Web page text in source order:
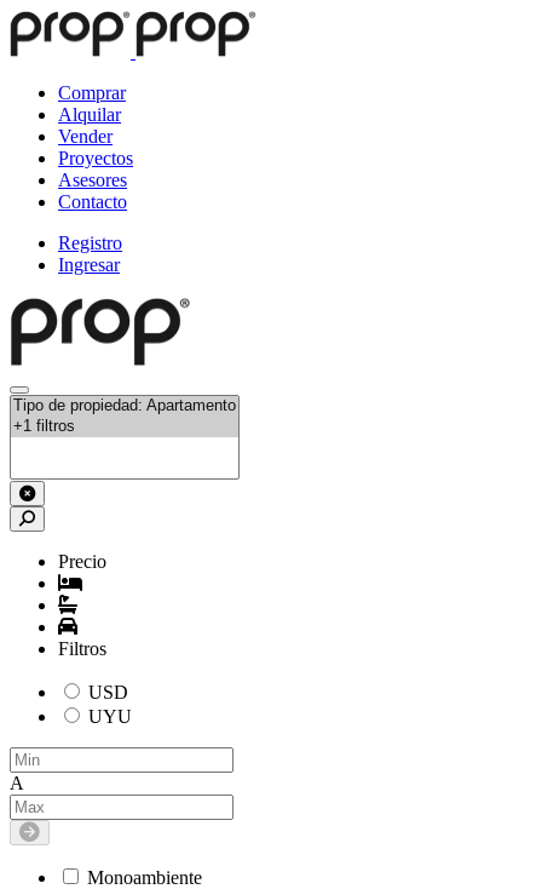
Comprar
Alquilar
Vender
Proyectos
Asesores
Contacto
Registro
Ingresar
Precio
Filtros
USD
UYU
A
Monoambiente